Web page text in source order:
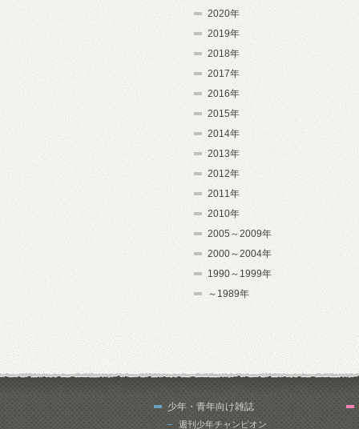
2020年
2019年
2018年
2017年
2016年
2015年
2014年
2013年
2012年
2011年
2010年
2005～2009年
2000～2004年
1990～1999年
～1989年
少年・青年向け雑誌
週刊少年チャンピオン